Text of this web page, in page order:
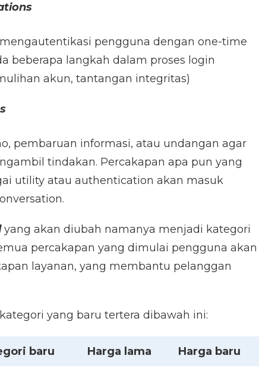
pengguna dengan one-time
beberapa langkah dalam proses login
akun, tantangan integritas)
pembaruan informasi, atau undangan agar
tindakan. Percakapan apa pun yang
utility atau authentication akan masuk
yang akan diubah namanya menjadi kategori
percakapan yang dimulai pengguna akan
layanan, yang membantu pelanggan
yang baru tertera dibawah ini:
baru Harga lama Harga baru